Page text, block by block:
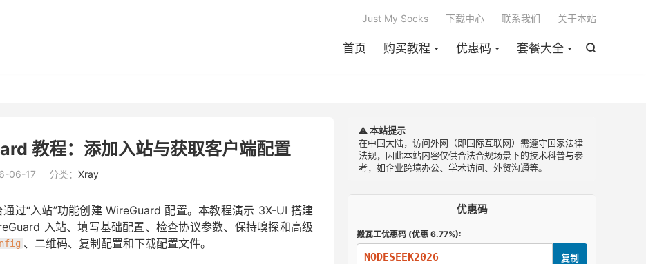

首页 购买教程 优惠码 套餐大全
Just My Socks 下载中心 联系我们 关于本站
教程：添加入站与获取客户端配置
06-17 分类： Xray
过“入站”功能创建 WireGuard 配置。本教程演示 3X-UI 搭建
入站、填写基础配置、检查协议参数、保持嗅探和高级
、二维码、复制配置和下载配置文件。
⚠️ 本站提示
在中国大陆，访问外网（即国际互联网）需遵守国家法律
法规，因此本站内容仅供合法合规场景下的技术科普与参
考，如企业跨境办公、学术访问、外贸沟通等。
优惠码
搬瓦工优惠码 (优惠 6.77%):
NODESEEK2026 复制